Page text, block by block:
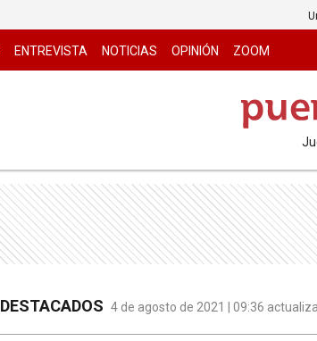
ENTREVISTA NOTICIAS OPINIÓN ZOOM
DESTACADOS 4 de agosto de 2021 | 09:36